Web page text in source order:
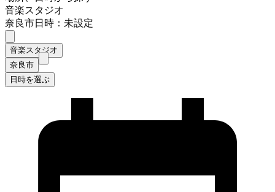
音楽スタジオ
奈良市日時：未設定
音楽スタジオ
奈良市
日時を選ぶ